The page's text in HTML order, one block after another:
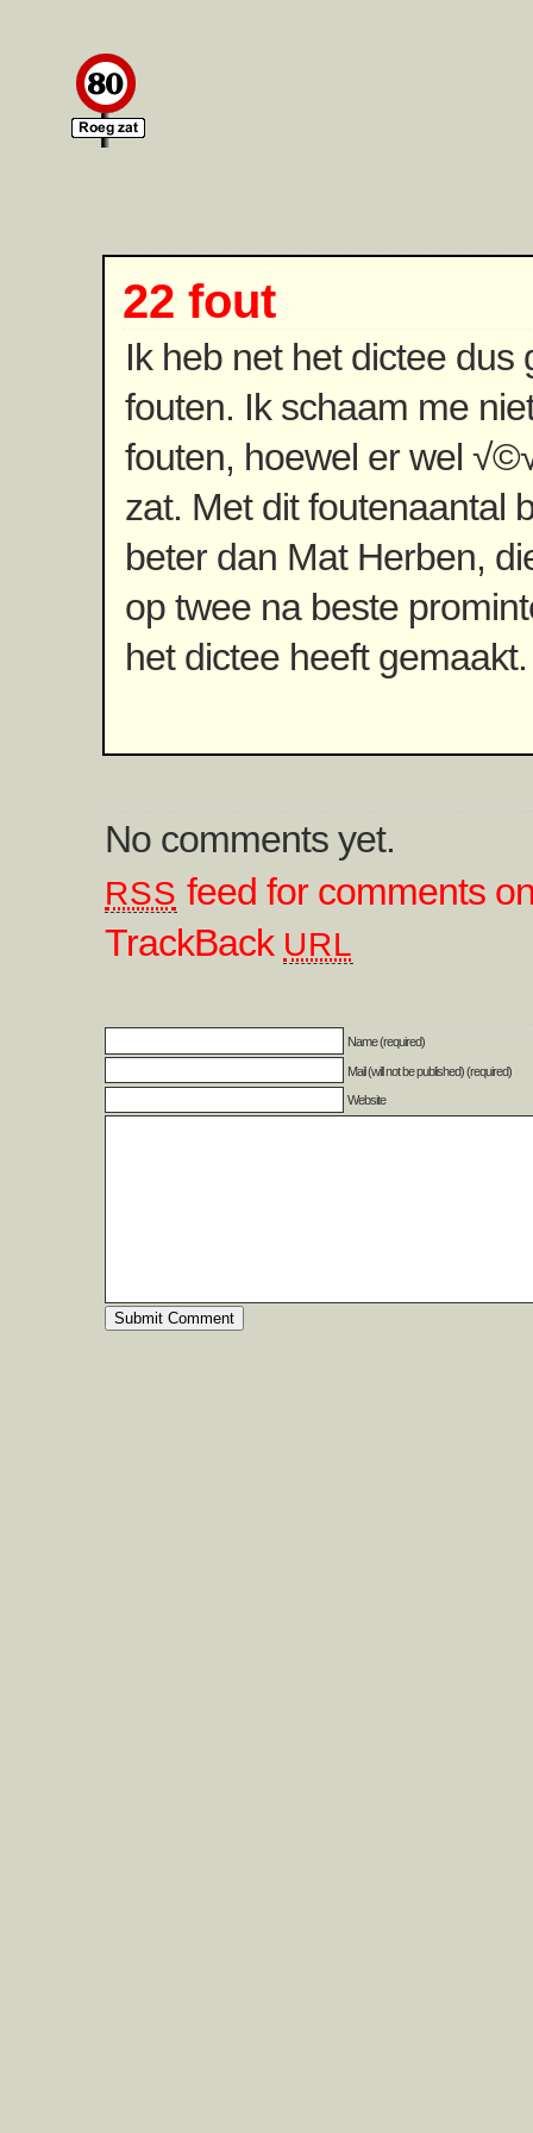
22 fout
Ik heb net het dictee dus
fouten. Ik schaam me
fouten, hoewel er wel
zat. Met dit foutenaantal
beter dan Mat Herben,
op twee na beste
het dictee heeft gemaakt.
No comments yet.
RSS feed for comments
TrackBack URL
Name (required)
Mail (will not be published) (required)
Website